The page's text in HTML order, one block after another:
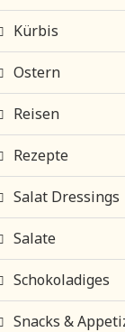
Kürbis
Ostern
Reisen
Rezepte
Salat Dressings
Salate
Schokoladiges
Snacks &